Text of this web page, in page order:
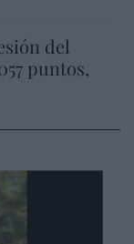
del
puntos,